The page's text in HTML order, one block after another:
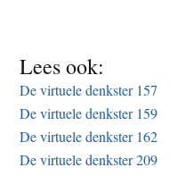
Lees ook:
De virtuele denkster 157
De virtuele denkster 159
De virtuele denkster 162
De virtuele denkster 209